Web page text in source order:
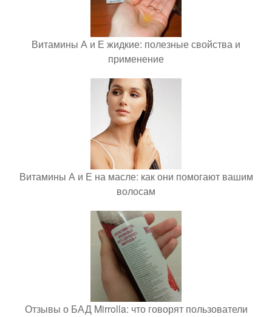
Витамины А и Е жидкие: полезные свойства и
применение
Витамины А и Е на масле: как они помогают вашим
волосам
Отзывы о БАД Mirrolla: что говорят пользователи